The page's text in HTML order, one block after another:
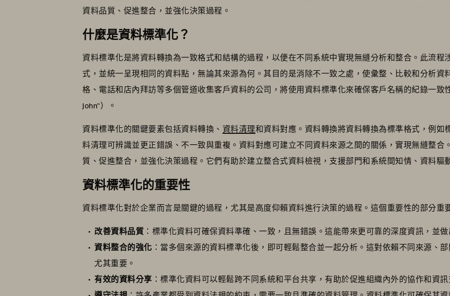
資料品質、促進整合，並強化決策過程。
什麼是資料標準化？
資料標準化是將資料轉換為一致格式和結構的過程，以便在不同系統中實現無縫分析和整合。此流程
式，並統一呈現相同的資料點，無論其來源為何。其目的是消除不一致之處，使彙整、比較和分析資
格、電話和店內拜訪等多個管道收集客戶資料的公司，將使用資料標準化來確保客戶名稱的紀錄一致
John"）。
資料標準化的關鍵要素包括資料轉換、 資料清理和資料對應。資料轉換將資料轉換為標準格式，例如
料清理可辨識並更正錯誤、不一致與重複。資料對應可建立不同資料來源之間的關係，實現無縫整合
質、促進整合，並強化決策過程。它們有助於建立整合式資料檢視，支援部門和系統間知情、資料驅
資料標準化的重要性
資料標準化對於企業而言是關鍵的過程，尤其是高度仰賴資料進行決策的過程。這個重要性的部分重
改善資料品質 ：標準化資料可確保資料準確、一致，且無錯誤。這能帶來更可靠的深度資訊，並做
資料整合的強化 ：當多個來源的資料標準化後，即可輕鬆整合並一起分析。這對依賴不同來源、
尤其重要。
有效的資料分享 ：標準化資料可以輕鬆跨不同系統和平台共享，有助於促進組織內外的協作和資訊